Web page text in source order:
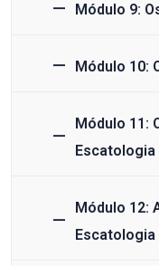
Módulo 9:
Módulo 10:
Módulo 11:
Escatologia
Módulo 12:
Escatologia